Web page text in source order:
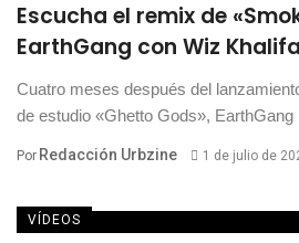
Escucha el remix de
EarthGang con Wiz
Cuatro meses después del
de estudio «Ghetto Gods», EarthGang
Por Redacción Urbzine 1 de julio de
VÍDEOS